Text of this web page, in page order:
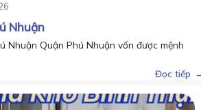
Nhuận
Nhuận Quận Phú Nhuận vốn được mệnh
Đọc tiếp